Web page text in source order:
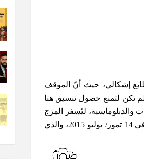
إشكالي، حيث أنّ الموقف
تكن لتمنع حصول تنسيق هنا
والدبلوماسية، ليُسفر المزج
، في 14 تموز/ يوليو 2015، والذي